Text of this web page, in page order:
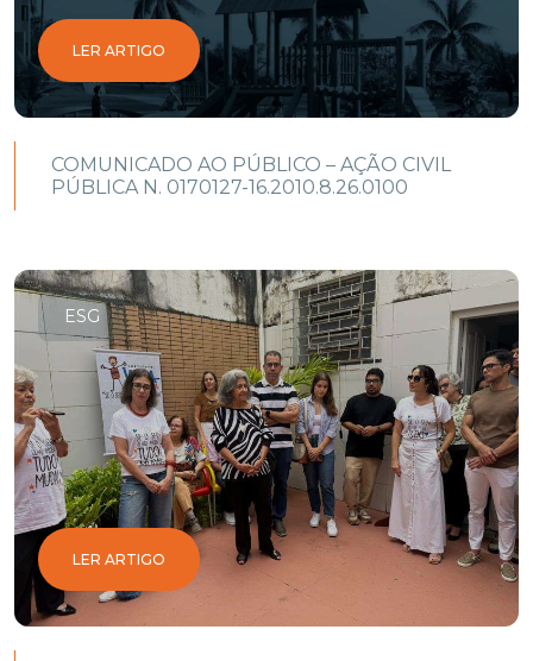
LER ARTIGO
COMUNICADO AO PÚBLICO – AÇÃO CIVIL
PÚBLICA N. 0170127-16.2010.8.26.0100
ESG
LER ARTIGO